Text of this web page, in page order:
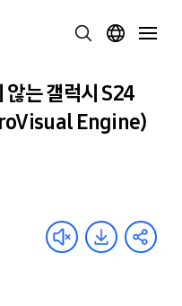
않는 갤럭시 S24
Engine)